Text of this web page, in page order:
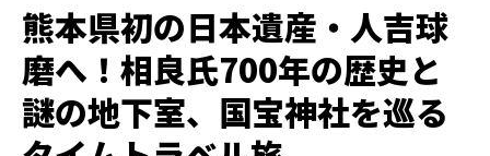
熊本県初の日本遺産・人吉球
磨へ！相良氏700年の歴史と
謎の地下室、国宝神社を巡る